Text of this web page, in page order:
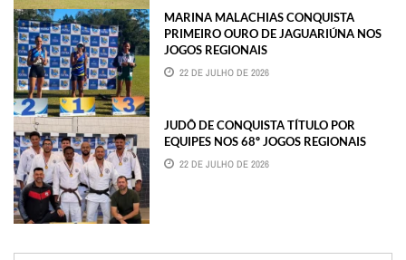
MARINA MALACHIAS CONQUISTA
PRIMEIRO OURO DE JAGUARIÚNA NOS
JOGOS REGIONAIS
22 DE JULHO DE 2026
JUDÔ DE CONQUISTA TÍTULO POR
EQUIPES NOS 68º JOGOS REGIONAIS
22 DE JULHO DE 2026